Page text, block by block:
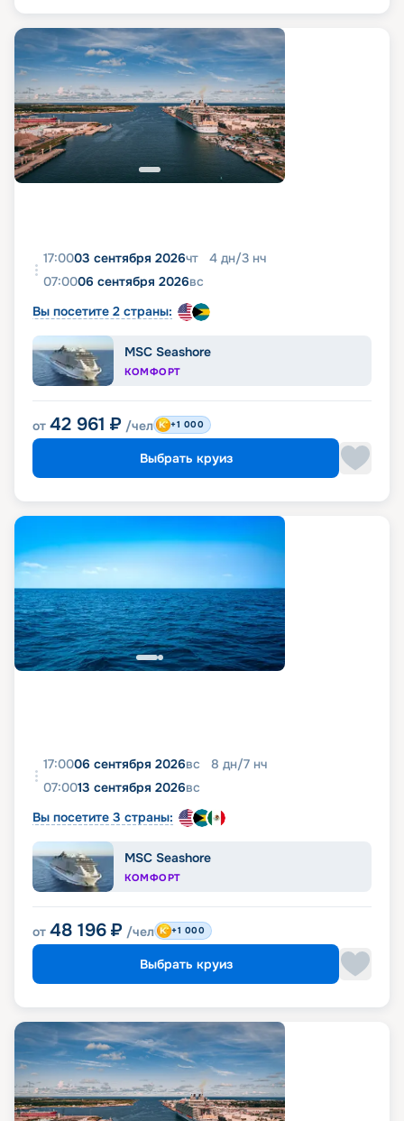
17:0003 сентября 2026чт 4 дн/3 нч
07:0006 сентября 2026вс
Вы посетите 2 страны:
MSC Seashore
КОМФОРТ
от 42 961 ₽ /чел +1 000
Выбрать круиз
17:0006 сентября 2026вс 8 дн/7 нч
07:0013 сентября 2026вс
Вы посетите 3 страны:
MSC Seashore
КОМФОРТ
от 48 196 ₽ /чел +1 000
Выбрать круиз